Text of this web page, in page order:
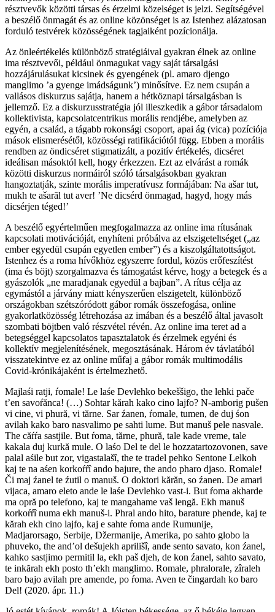
résztvevők közötti társas és érzelmi közelséget is jelzi. Segítségével
a beszélő önmagát és az online közönséget is az Istenhez alázatosan
forduló testvérek közösségének tagjaiként pozícionálja.
Az önleértékelés különböző stratégiáival gyakran élnek az online
ima résztvevői, például önmagukat vagy saját társalgási
hozzájárulásukat kicsinek és gyengének (pl. amaro djengo
manglimo ’a gyenge imádságunk’) minősítve. Ez nem csupán a
vallásos diskurzus sajátja, hanem a hétköznapi társalgásban is
jellemző. Ez a diskurzusstratégia jól illeszkedik a gábor társadalom
kollektivista, kapcsolatcentrikus morális rendjébe, amelyben az
egyén, a család, a tágabb rokonsági csoport, apai ág (vica) pozíciója
mások elismerésétől, közösségi ratifikációtól függ. Ebben a morális
rendben az öndicséret stigmatizált, a pozitív értékelés, dicséret
ideálisan másoktól kell, hogy érkezzen. Ezt az elvárást a romák
közötti diskurzus normáiról szóló társalgásokban gyakran
hangoztatják, szinte morális imperatívusz formájában: Na ašar tut,
mukh te ašarăl tut aver! ’Ne dicsérd önmagad, hagyd, hogy más
dicsérjen téged!’
A beszélő egyértelműen megfogalmazza az online ima rítusának
kapcsolati motivációját, enyhíteni próbálva az elszigeteltséget („az
ember egyedül csupán egyetlen ember”) és a kiszolgáltatottságot.
Istenhez és a roma hívőkhöz egyszerre fordul, közös erőfeszítést
(ima és böjt) szorgalmazva és támogatást kérve, hogy a betegek és a
gyászolók „ne maradjanak egyedül a bajban”. A rítus célja az
egymástól a járvány miatt kényszerűen elszigetelt, különböző
országokban szétszóródott gábor romák összefogása, online
gyakorlatközösség létrehozása az imában és a beszélő által javasolt
szombati böjtben való részvétel révén. Az online ima teret ad a
betegséggel kapcsolatos tapasztalatok és érzelmek egyéni és
kollektív megjelenítésének, megosztásának. Három év távlatából
visszatekintve ez az online műfaj a gábor romák multimodális
Covid-krónikájaként is értelmezhető.
Majlaśi ratji, ŕomale! Le laśe Devlehko bekeššigo, the lehki pače
t’en savoŕănca! (…) Sohtar kărah kako cino lajfo? N-amborig pušen
vi cine, vi phură, vi tărne. Sar źanen, ŕomale, tumen, de duj śon
avilah kako baro nasvalimo pe sahti lume. But manuš pele nasvale.
The căŕŕa sastjile. But ŕoma, tărne, phură, tale kade vreme, tale
kakala duj kurkă mule. O laśo Del te del le hozzatartozovonen, save
palal aśile but zor, vigastalašî, the te tradel pehko Sentone Lelkoh
kaj te na aśen korkoŕŕî ando bajure, the ando pharo djaso. Romale!
Či maj źanel te źutil o manuš. O doktori kărăn, so źanen. De amari
vijaca, amaro eleto ande le laśe Devlehko vast-i. But ŕoma akharde
ma opră po telefono, kaj te mangahame vaš lengă. Ekh manuš
korkoŕŕî numa ekh manuš-i. Phral ando hito, barature phende, kaj te
kărah ekh cino lajfo, kaj e sahte ŕoma ande Rumunije,
Madjarorsago, Serbije, Džermanije, Amerika, po sahto globo la
phuveko, the and’ol dešujekh aprilišî, ande sento savato, kon źanel,
kahko sastjimo permitil la, ekh paš djeh, de kon źanel, sahto savato,
te inkărah ekh posto th’ekh manglimo. Romale, phralorale, zîraleh
baro bajo avilah pre amende, po ŕoma. Aven te čingardah ko baro
Del! (2020. ápr. 11.)